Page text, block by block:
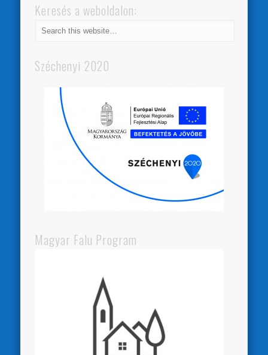
Keresés a weboldalon:
Széchenyi 2020
Magyar Falu Program